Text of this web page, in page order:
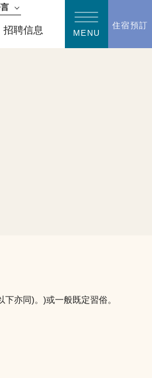
招聘信息 MENU
住宿預訂
English
亦同)。)或一般既定習俗。